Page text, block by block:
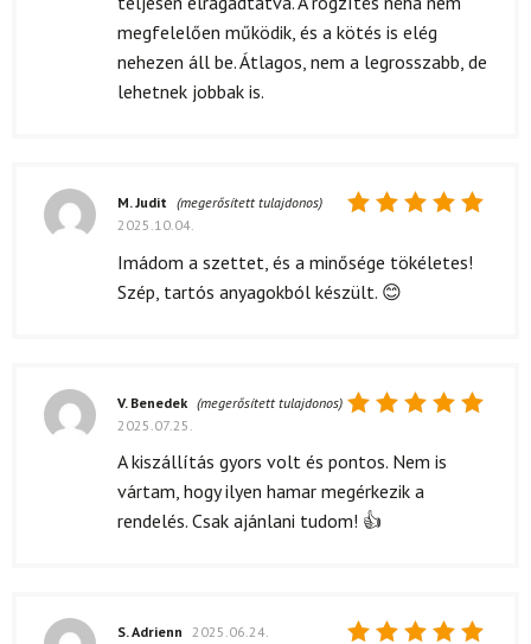
megfelelően működik, és a kötés is elég
nehezen áll be. Átlagos, nem a legrosszabb, de
lehetnek jobbak is.
5/ 5
M. Judit (megerősített tulajdonos)
2025.10.04.
Imádom a szettet, és a minősége tökéletes!
Szép, tartós anyagokból készült. 😊
5/ 5
V. Benedek (megerősített tulajdonos)
2025.07.25.
A kiszállítás gyors volt és pontos. Nem is
vártam, hogy ilyen hamar megérkezik a
rendelés. Csak ajánlani tudom! 👍
S. Adrienn 2025.06.24.